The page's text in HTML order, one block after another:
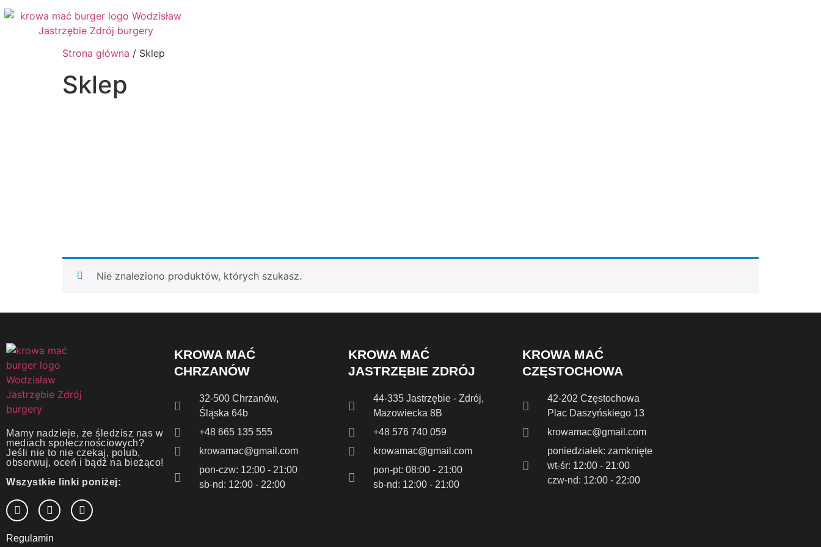
Strona główna / Sklep
Sklep
Nie znaleziono produktów, których szukasz.
Mamy nadzieje, że śledzisz nas w
mediach społecznościowych?
Jeśli nie to nie czekaj, polub,
obserwuj, oceń i bądź na bieżąco!
Wszystkie linki poniżej:
KROWA MAĆ
CHRZANÓW
32-500 Chrzanów,
Śląska 64b
+48 665 135 555
krowamac@gmail.com
pon-czw: 12:00 - 21:00
sb-nd: 12:00 - 22:00
KROWA MAĆ
JASTRZĘBIE ZDRÓJ
44-335 Jastrzębie - Zdrój,
Mazowiecka 8B
+48 576 740 059
krowamac@gmail.com
pon-pt: 08:00 - 21:00
sb-nd: 12:00 - 21:00
KROWA MAĆ
CZĘSTOCHOWA
42-202 Częstochowa
Plac Daszyńskiego 13
krowamac@gmail.com
poniedziałek: zamknięte
wt-śr: 12:00 - 21:00
czw-nd: 12:00 - 22:00
Regulamin